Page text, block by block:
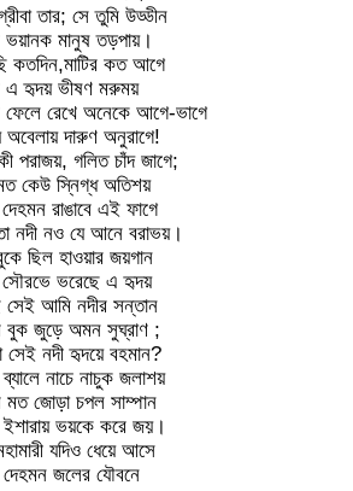
তার; সে তুমি উড্ডীন
ভয়ানক মানুষ তড়পায়।
কতদিন,মাটির কত আগে
এ হৃদয় ভীষণ মরুময়
রেখে অনেকে আগে-ভাগে
অবেলায় দারুণ অনুরাগে!
পরাজয়, গলিত চাঁদ জাগে;
কেউ স্নিগ্ধ অতিশয়
দেহমন রাঙাবে এই ফাগে
নদী নও যে আনে বরাভয়।
ছিল হাওয়ার জয়গান
ভরেছে এ হৃদয়
সেই আমি নদীর সন্তান
বুক জুড়ে অমন সুঘ্রাণ ;
সেই নদী হৃদয়ে বহমান?
নাচে নাচুক জলাশয়
মত জোড়া চপল সাম্পান
ভয়কে করে জয়।
যদিও ধেয়ে আসে
দেহমন জলের যৌবনে